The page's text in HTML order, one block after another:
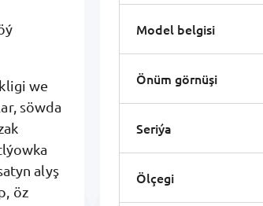
we
söwda
alyş
öz
Model belgisi
Önüm görnüşi
Seriýa
Ölçegi